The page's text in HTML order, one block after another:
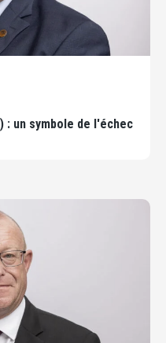
: un symbole de l'échec